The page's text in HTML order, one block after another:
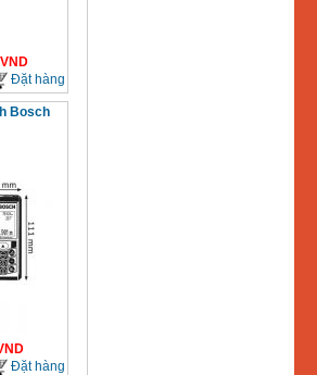
Đặt hàng
Bosch
Đặt hàng